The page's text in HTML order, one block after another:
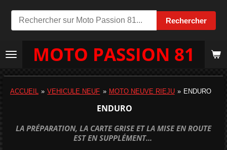
Rechercher
Passer
au
principal
MOTO PASSION 81
ACCUEIL » VEHICULE NEUF » MOTO NEUVE RIEJU » ENDURO
ENDURO
LA PRÉPARATION, LA CARTE GRISE ET LA MISE EN ROUTE
EST EN SUPPLÉMENT...